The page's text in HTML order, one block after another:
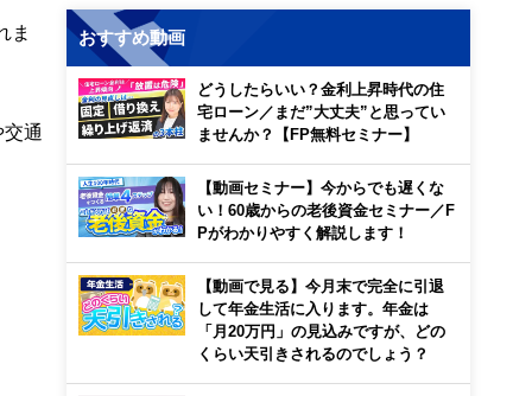
ま
通
おすすめ動画
どうしたらいい？金利上昇時代の住
宅ローン／まだ”大丈夫”と思ってい
ませんか？【FP無料セミナー】
【動画セミナー】今からでも遅くな
い！60歳からの老後資金セミナー／F
Pがわかりやすく解説します！
【動画で見る】今月末で完全に引退
して年金生活に入ります。年金は
「月20万円」の見込みですが、どの
くらい天引きされるのでしょう？